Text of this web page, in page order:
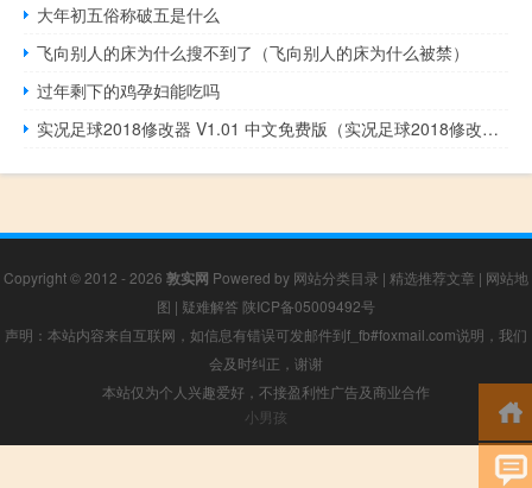
大年初五俗称破五是什么
飞向别人的床为什么搜不到了（飞向别人的床为什么被禁）
过年剩下的鸡孕妇能吃吗
实况足球2018修改器 V1.01 中文免费版（实况足球2018修改器 V1.01 中文免费版功能简介）
Copyright © 2012 - 2026 敦实网 Powered by 网站分类目录 | 精选推荐文章 | 网站地
图 | 疑难解答 陕ICP备05009492号
声明：本站内容来自互联网，如信息有错误可发邮件到f_fb#foxmail.com说明，我们
会及时纠正，谢谢
本站仅为个人兴趣爱好，不接盈利性广告及商业合作
小男孩